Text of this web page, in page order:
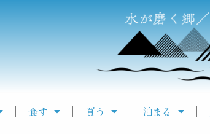
食す 買う 泊まる